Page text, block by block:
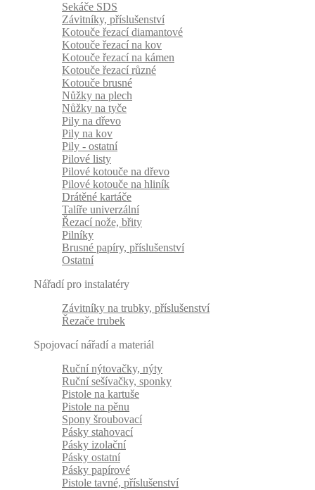
Sekáče SDS
Závitníky, příslušenství
Kotouče řezací diamantové
Kotouče řezací na kov
Kotouče řezací na kámen
Kotouče řezací různé
Kotouče brusné
Nůžky na plech
Nůžky na tyče
Pily na dřevo
Pily na kov
Pily - ostatní
Pilové listy
Pilové kotouče na dřevo
Pilové kotouče na hliník
Drátěné kartáče
Talíře univerzální
Řezací nože, břity
Pilníky
Brusné papíry, příslušenství
Ostatní
Nářadí pro instalatéry
Závitníky na trubky, příslušenství
Řezače trubek
Spojovací nářadí a materiál
Ruční nýtovačky, nýty
Ruční sešívačky, sponky
Pistole na kartuše
Pistole na pěnu
Spony šroubovací
Pásky stahovací
Pásky izolační
Pásky ostatní
Pásky papírové
Pistole tavné, příslušenství